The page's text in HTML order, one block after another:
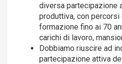
diversa partecipazione
produttiva, con
formazione fino ai 70
carichi di lavoro,
Dobbiamo riuscire ad
partecipazione attiva